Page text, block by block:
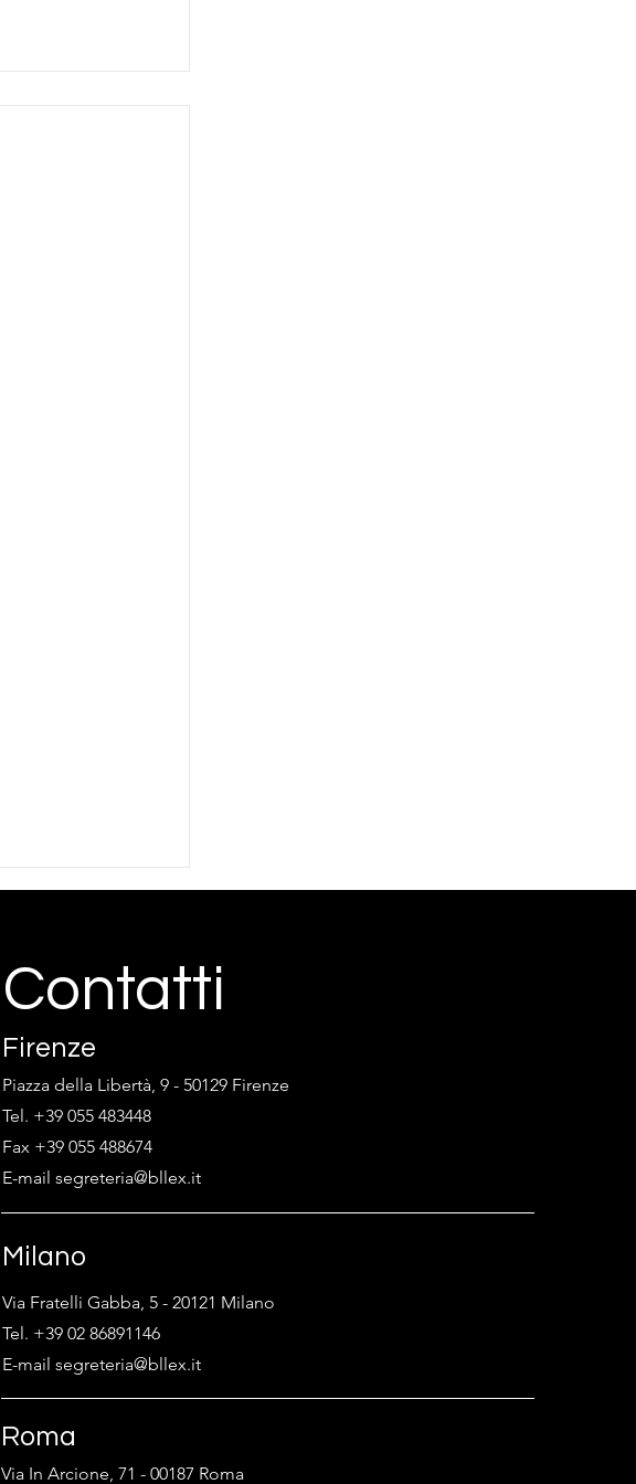
Contatti
Firenze
Piazza della Libertà, 9 - 50129 Firenze
Tel. +39 055 483448
Fax +39 055 488674
E-mail segreteria@bllex.it
Milano
Via Fratelli Gabba, 5 - 20121 Milano
Tel. +39 02 86891146
E-mail segreteria@bllex.it
Roma
Via In Arcione, 71 - 00187 Roma